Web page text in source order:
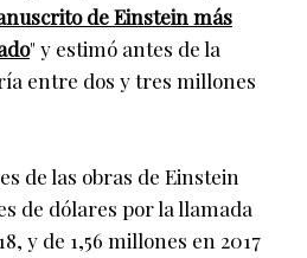
de Einstein más
" y estimó antes de la
entre dos y tres millones
de las obras de Einstein
de dólares por la llamada
y de 1,56 millones en 2017